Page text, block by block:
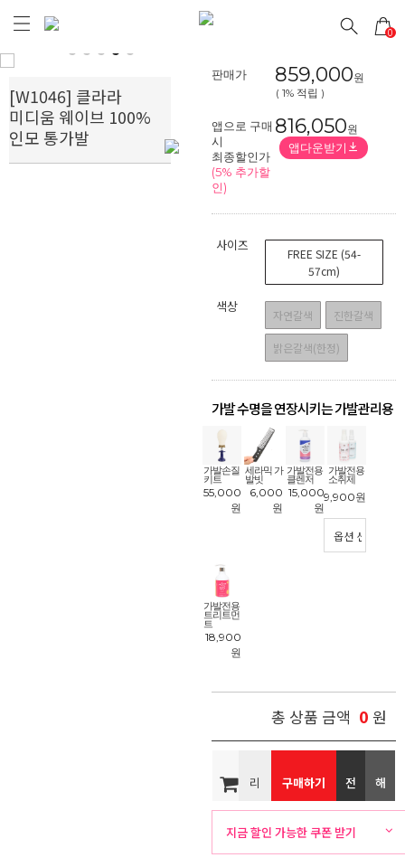
0
Next
[W1046] 클라라
미디움 웨이브 100%
인모 통가발
판매가 859,000원
( 1% 적립 )
앱으로 구매
시
최종할인가
(5% 추가할
인)
816,050원
앱다운받기
사이즈
FREE SIZE (54-
57cm)
색상
자연갈색 진한갈색
밝은갈색(한정)
가발 수명을 연장시키는 가발관리용
품!
가발손질
키트
55,000
원
세라믹 가
발빗
6,000
원
가발전용
클렌저
15,000
원
가발전용
소취제
9,900원
가발전용
트리트먼
트
18,900
원
총 상품 금액 0 원
리
뷰
구매하기 전
화
해
외
지금 할인 가능한 쿠폰 받기